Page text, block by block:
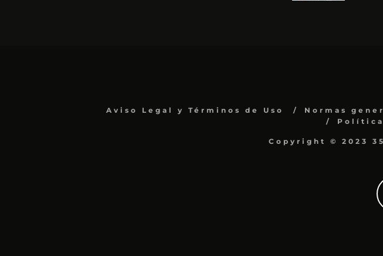
Aviso Legal y Términos de Uso Normas
Copyright © 2023 35